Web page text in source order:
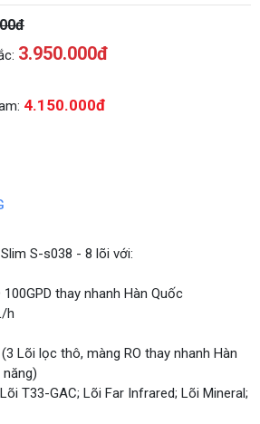
3.950.000đ
4.150.000đ
S-s038 - 8 lõi với:
thay nhanh Hàn Quốc
h
Lõi lọc thô, màng RO thay nhanh Hàn
T33-GAC; Lõi Far Infrared; Lõi Mineral;